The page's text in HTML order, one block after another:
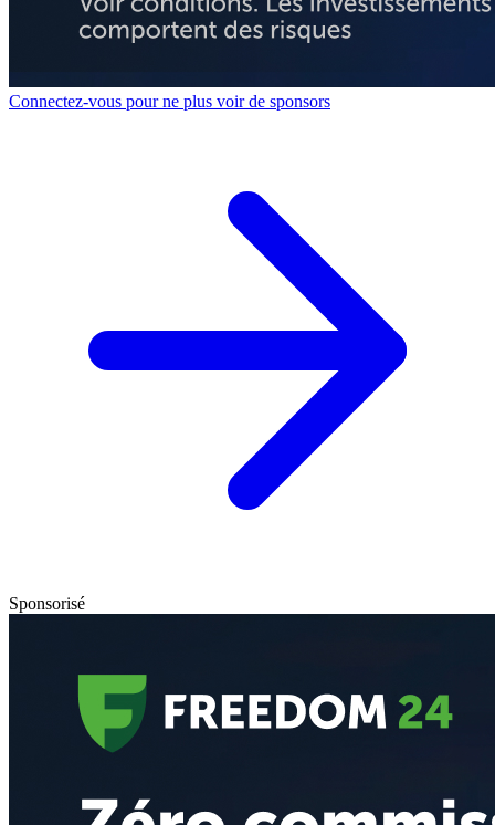
Connectez-vous pour ne plus voir de sponsors
Sponsorisé